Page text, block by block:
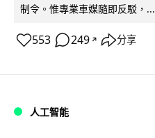
制令。惟專業車媒隨即反駁，...
553 249 ↗ 分享
人工智能